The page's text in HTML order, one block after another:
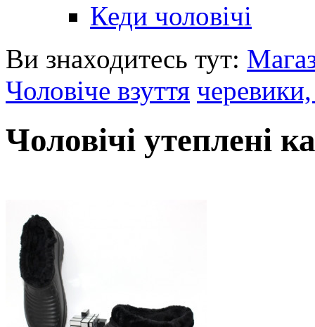
Кеди чоловічі
Ви знаходитесь тут:
Чоловіче взуття
Чоловічі утеплені